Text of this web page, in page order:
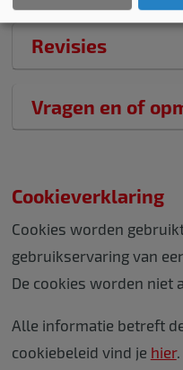
Revisies
Vragen en of
Cookieverklaring
Cookies worden
gebruikservaring van
De cookies worden niet
Alle informatie betreft
cookiebeleid vind je hier.